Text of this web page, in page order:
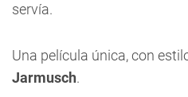
servía.
Una película única, con
Jarmusch.